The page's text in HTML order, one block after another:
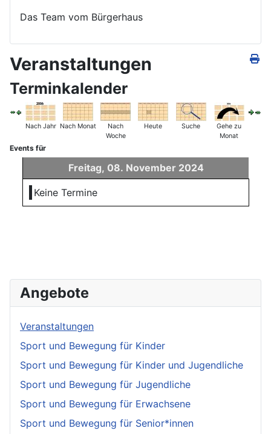
Das Team vom Bürgerhaus
Veranstaltungen
Terminkalender
Nach Jahr Nach Monat
Nach
Woche
Heute Suche
Gehe zu
Monat
Events für
Freitag, 08. November 2024
Keine Termine
Angebote
Veranstaltungen
Sport und Bewegung für Kinder
Sport und Bewegung für Kinder und Jugendliche
Sport und Bewegung für Jugendliche
Sport und Bewegung für Erwachsene
Sport und Bewegung für Senior*innen